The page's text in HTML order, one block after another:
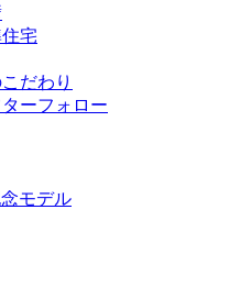
宅
だわり
ーフォロー
モデル